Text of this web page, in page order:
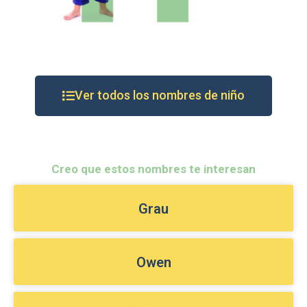
Ver todos los nombres de niño
Creo que estos nombres te interesan
Grau
Owen